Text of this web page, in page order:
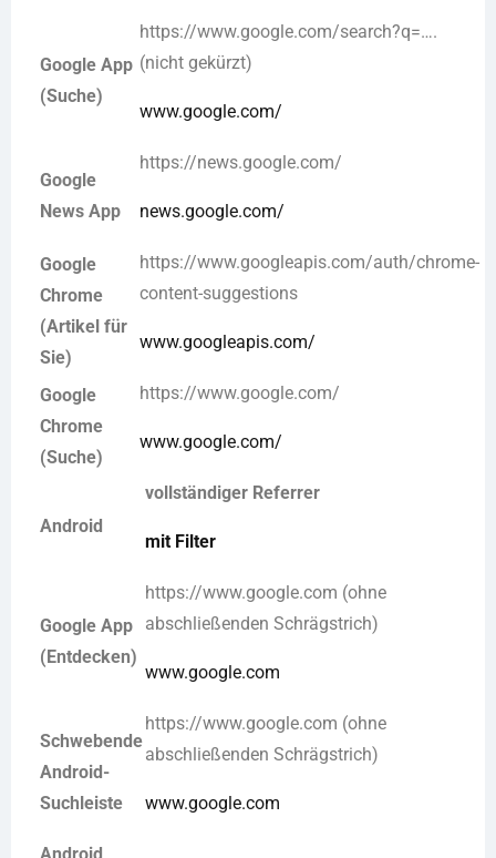
Google App
(Suche)
https://www.google.com/search?q=….
(nicht gekürzt)
www.google.com/
Google
News App
https://news.google.com/
news.google.com/
Google
Chrome
(Artikel für
Sie)
https://www.googleapis.com/auth/chrome-
content-suggestions
www.googleapis.com/
Google
Chrome
(Suche)
https://www.google.com/
www.google.com/
Android
vollständiger Referrer
mit Filter
Google App
(Entdecken)
https://www.google.com (ohne
abschließenden Schrägstrich)
www.google.com
Schwebende
Android-
Suchleiste
https://www.google.com (ohne
abschließenden Schrägstrich)
www.google.com